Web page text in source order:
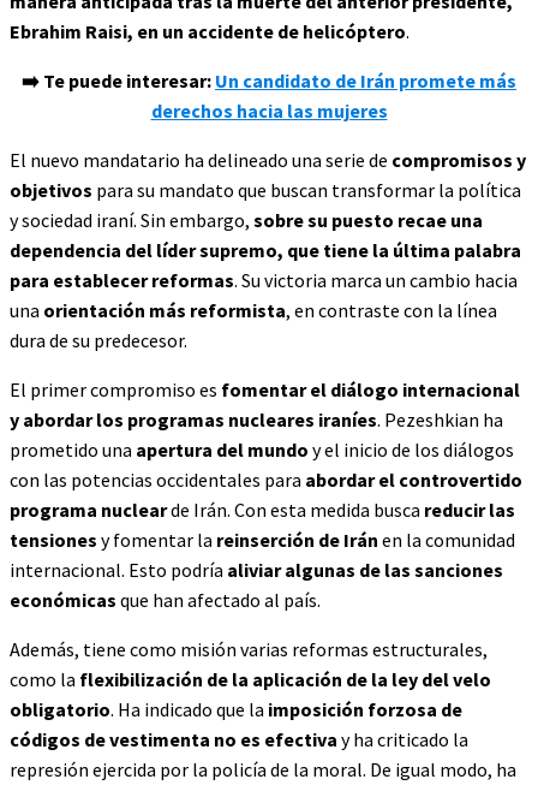
Ebrahim Raisi, en un accidente de helicóptero.
➡️ Te puede interesar: Un candidato de Irán promete más
derechos hacia las mujeres
El nuevo mandatario ha delineado una serie de compromisos y
objetivos para su mandato que buscan transformar la política
y sociedad iraní. Sin embargo, sobre su puesto recae una
dependencia del líder supremo, que tiene la última palabra
para establecer reformas. Su victoria marca un cambio hacia
una orientación más reformista, en contraste con la línea
dura de su predecesor.
El primer compromiso es fomentar el diálogo internacional
y abordar los programas nucleares iraníes. Pezeshkian ha
prometido una apertura del mundo y el inicio de los diálogos
con las potencias occidentales para abordar el controvertido
programa nuclearde Irán. Con esta medida busca reducir las
tensiones y fomentar la reinserción de Irán en la comunidad
internacional. Esto podría aliviar algunas de las sanciones
económicas que han afectado al país​.
Además, tiene como misión varias reformas estructurales,
como la flexibilización de la aplicación de la ley del velo
obligatorio. Ha indicado que la imposición forzosa de
códigos de vestimenta no es efectiva y ha criticado la
represión ejercida por la policía de la moral. De igual modo, ha